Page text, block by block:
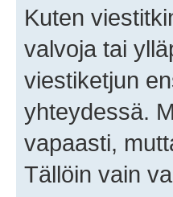
Kuten
valvoja tai
viestiketjun
yhteydessä.
vapaasti,
Tällöin vain